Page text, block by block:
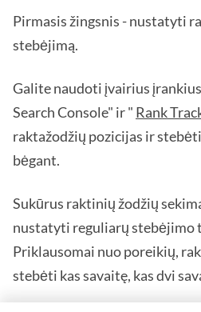
Pirmasis žingsnis - nustatyti
stebėjimą.
Galite naudoti įvairius
Search Console" ir " Rank
raktažodžių pozicijas ir
bėgant.
Sukūrus raktinių žodžių
nustatyti reguliarų stebėjimo
Priklausomai nuo poreikių,
stebėti kas savaitę, kas dvi